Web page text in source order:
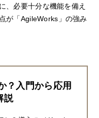
、必要十分な機能を備え
が「AgileWorks」の強み
？入門から応用
説